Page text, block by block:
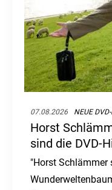
07.08.2026 NEUE
Horst
sind die DVD-
"Horst Schlämmer